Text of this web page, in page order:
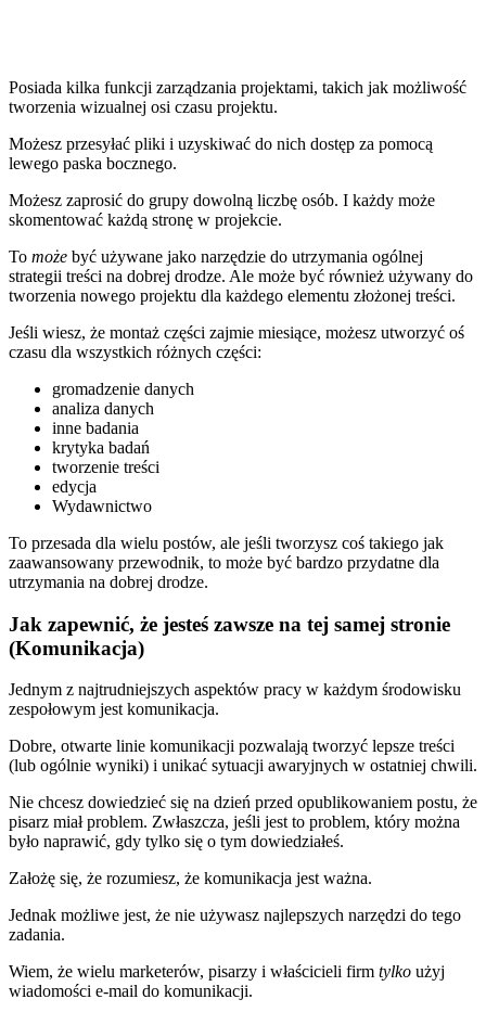
Posiada kilka funkcji zarządzania projektami, takich jak możliwość
tworzenia wizualnej osi czasu projektu.
Możesz przesyłać pliki i uzyskiwać do nich dostęp za pomocą
lewego paska bocznego.
Możesz zaprosić do grupy dowolną liczbę osób. I każdy może
skomentować każdą stronę w projekcie.
To może być używane jako narzędzie do utrzymania ogólnej
strategii treści na dobrej drodze. Ale może być również używany do
tworzenia nowego projektu dla każdego elementu złożonej treści.
Jeśli wiesz, że montaż części zajmie miesiące, możesz utworzyć oś
czasu dla wszystkich różnych części:
gromadzenie danych
analiza danych
inne badania
krytyka badań
tworzenie treści
edycja
Wydawnictwo
To przesada dla wielu postów, ale jeśli tworzysz coś takiego jak
zaawansowany przewodnik, to może być bardzo przydatne dla
utrzymania na dobrej drodze.
Jak zapewnić, że jesteś zawsze na tej samej stronie
(Komunikacja)
Jednym z najtrudniejszych aspektów pracy w każdym środowisku
zespołowym jest komunikacja.
Dobre, otwarte linie komunikacji pozwalają tworzyć lepsze treści
(lub ogólnie wyniki) i unikać sytuacji awaryjnych w ostatniej chwili.
Nie chcesz dowiedzieć się na dzień przed opublikowaniem postu, że
pisarz miał problem. Zwłaszcza, jeśli jest to problem, który można
było naprawić, gdy tylko się o tym dowiedziałeś.
Założę się, że rozumiesz, że komunikacja jest ważna.
Jednak możliwe jest, że nie używasz najlepszych narzędzi do tego
zadania.
Wiem, że wielu marketerów, pisarzy i właścicieli firm tylko użyj
wiadomości e-mail do komunikacji.